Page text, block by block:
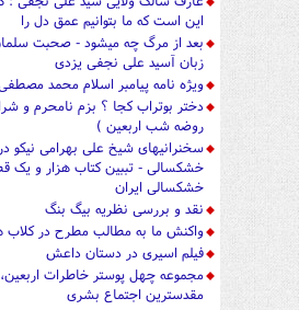
این است که ما بتوانیم عمق دل را
بعد از مرگ چه میشود - صحبت
زبان آسید علی نجفی یزدی
ویژه نامه پیامبر اسلام محمد
دختر بوتراب کجا ؟ بزم نامحرم و
روضه شب اربعین )
سخنرانیهای شیخ علی بهرامی نیکو
خشکسالی - تببین کتاب هزار و یک
خشکسالی ایران
نقد و بررسی نظریه بیگ بنگ
واکنش ما به مطالب مطرح در
فیلم اسیری در دستان داعش
مجموعه چهل پوستر خاطرات اربعین،
مقدسترین اجتماع بشری